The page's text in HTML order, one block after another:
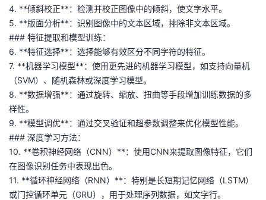
的
博
客
我
的
论
坛
我
的
圈
子
我
的
直
播
我
的
活
动
我
的
关
我
的
我
4. **倾斜校正**：检测并校正图像中的倾斜，使文字水平。
5. **版面分析**：识别图像中的文本区域，排除非文本区域。
### 特征提取和模型训练：
6. **特征选择**：选择能够有效区分不同字符的特征。
7. **机器学习模型**：使用更先进的机器学习模型，如支持向量机
（SVM）、随机森林或深度学习模型。
8. **数据增强**：通过旋转、缩放、扭曲等手段增加训练数据的多
样性。
9. **模型调优**：通过交叉验证和超参数调整来优化模型性能。
### 深度学习方法：
10. **卷积神经网络（CNN）**：使用CNN来提取图像特征，它们
在图像识别任务中表现出色。
11. **循环神经网络（RNN）**：特别是长短期记忆网络（LSTM）
或门控循环单元（GRU），用于处理序列数据，如文字行。